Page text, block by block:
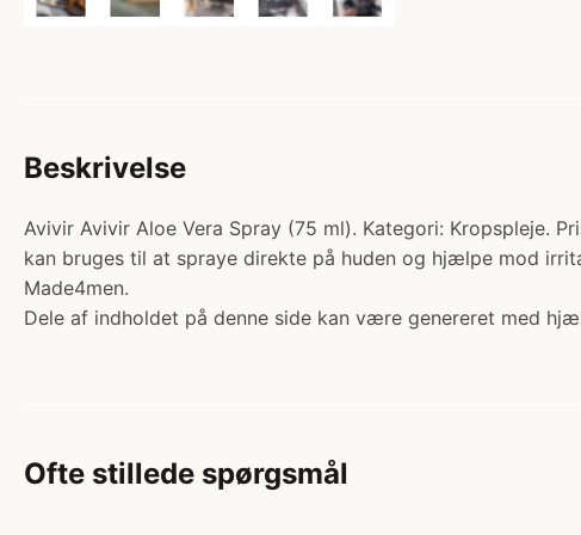
Beskrivelse
Avivir Avivir Aloe Vera Spray (75 ml). Kategori: Kropspleje.
kan bruges til at spraye direkte på huden og hjælpe mod
Made4men.
Dele af indholdet på denne side kan være genereret med
Ofte stillede spørgsmål